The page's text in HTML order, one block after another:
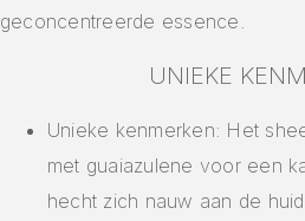
geconcentreerde essence.
UNIEKE
Unieke kenmerken: Het
met guaiazulene voor een
hecht zich nauw aan de